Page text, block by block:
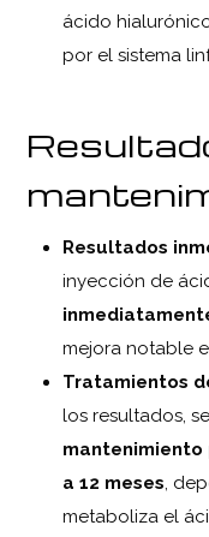
ácido
por el sistema
Resultados
inyección de
mejora notable
Tratamientos
los resultados,
mantenimiento
a 12 meses ,
metaboliza el